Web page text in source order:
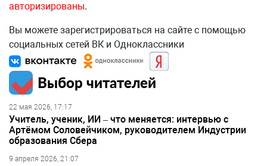
авторизированы.
Вы можете зарегистрироваться на сайте с помощью
социальных сетей ВК и Одноклассники
Выбор читателей
22 мая 2026, 17:17
Учитель, ученик, ИИ – что меняется: интервью с
Артёмом Соловейчиком, руководителем Индустрии
образования Сбера
9 апреля 2026, 21:07